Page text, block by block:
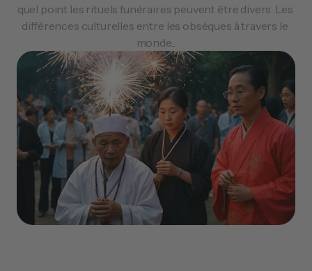
quel point les rituels funéraires peuvent être divers. Les
différences culturelles entre les obsèques à travers le
monde...